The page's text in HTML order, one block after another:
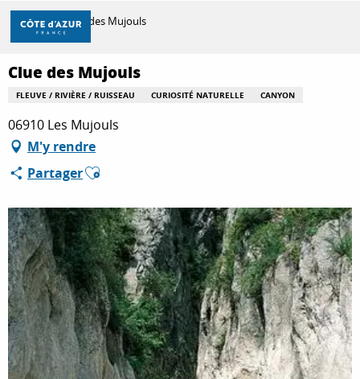
Aller
contenu
principal
DÉCOUVRIR
À FAIRE
SÉJOURNER
Accueil Clue des Mujouls
Clue des Mujouls
FLEUVE / RIVIÈRE / RUISSEAU CURIOSITÉ NATURELLE CANYON
06910 Les Mujouls
M'y rendre
PartagerAjouter aux favoris